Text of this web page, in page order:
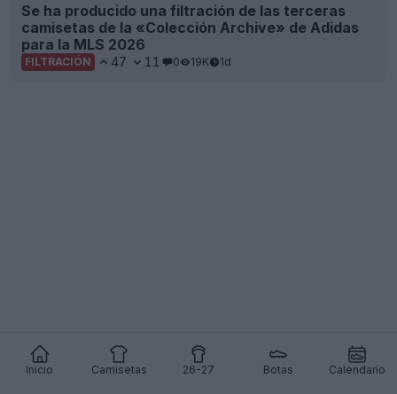
Inicio Camisetas 26-27 Botas Calendario
Se ha producido una filtración de las terceras
camisetas de la «Colección Archive» de Adidas
para la MLS 2026
FILTRACIÓN 47 11 0 19K 1d